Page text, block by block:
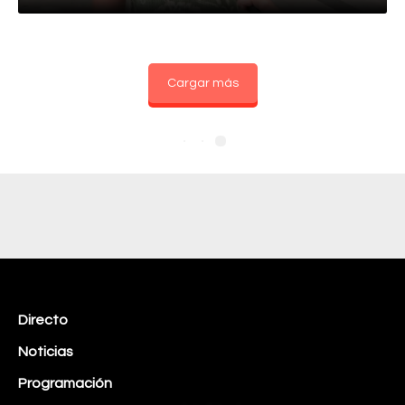
Cargar más
Directo
Noticias
Programación